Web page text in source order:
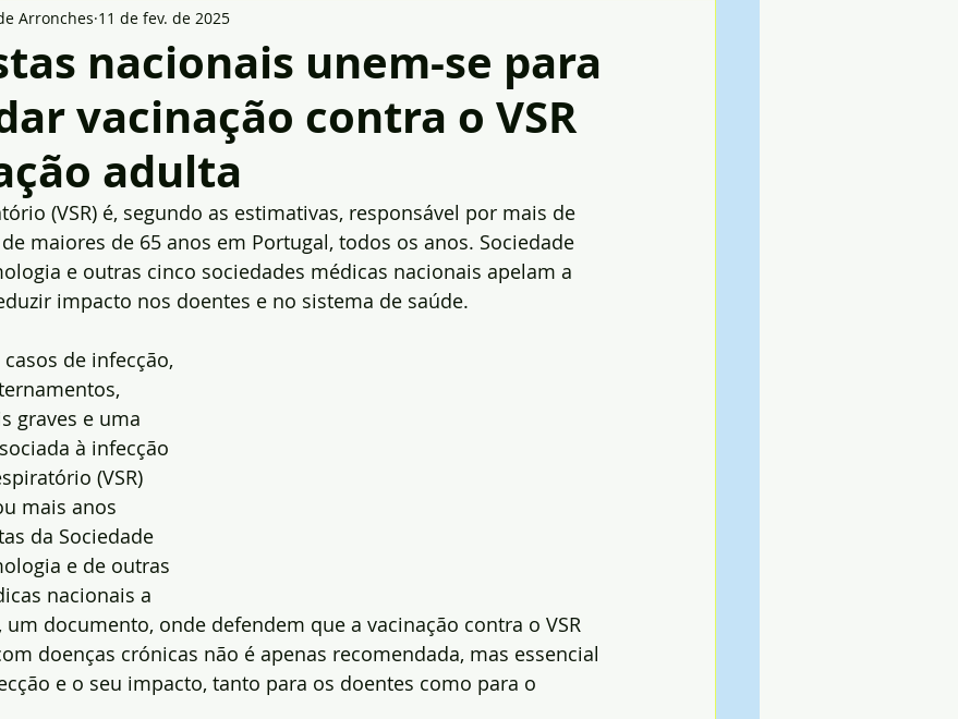
nacionais unem-se para
vacinação contra o VSR
adulta
Arronches 11 de fev. de 2025
(VSR) é, segundo as estimativas, responsável por mais de
maiores de 65 anos em Portugal, todos os anos. Sociedade
e outras cinco sociedades médicas nacionais apelam a
impacto nos doentes e no sistema de saúde.
de infecção,
graves e uma
à infecção
(VSR)
mais anos
da Sociedade
e de outras
nacionais a
documento, onde defendem que a vacinação contra o VSR
doenças crónicas não é apenas recomendada, mas essencial
e o seu impacto, tanto para os doentes como para o